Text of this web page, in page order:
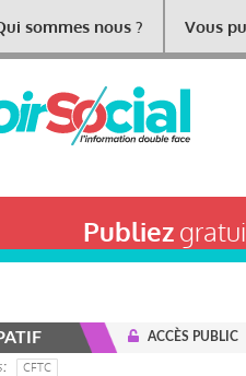
sommes nous ? Vous
Publiez
ACCÈS PUBLIC
CFTC